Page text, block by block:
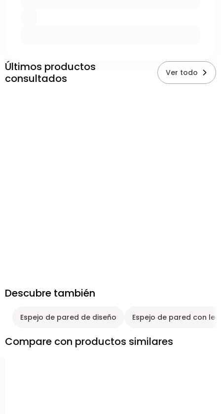
Últimos productos
consultados
Ver todo
Descubre también
Espejo de pared de diseño Espejo de pared con
Compare con productos similares